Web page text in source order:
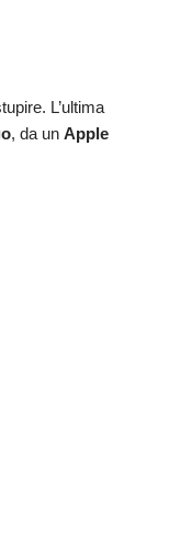
L’ultima
, da un Apple